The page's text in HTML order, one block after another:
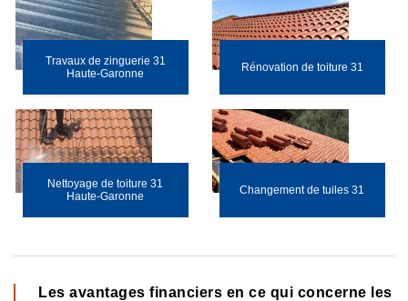
Travaux de zinguerie 31
Haute-Garonne
Rénovation de toiture 31
Nettoyage de toiture 31
Haute-Garonne
Changement de tuiles 31
Les avantages financiers en ce qui concerne les